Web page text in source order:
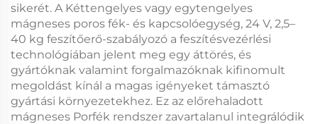
sikerét. A Kéttengelyes vagy egytengelyes
mágneses poros fék- és kapcsolóegység, 24 V, 2,5–
40 kg feszítőerő-szabályozó a feszítésvezérlési
technológiában jelent meg egy áttörés, és
gyártóknak valamint forgalmazóknak kifinomult
megoldást kínál a magas igényeket támasztó
gyártási környezetekhez. Ez az előrehaladott
mágneses Porfék rendszer zavartalanul integrálódik